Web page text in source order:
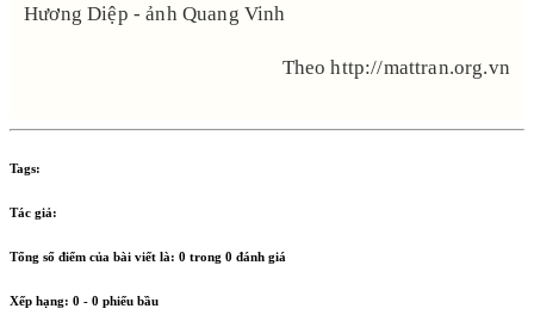
Hương Diệp - ảnh Quang Vinh
Theo http://mattran.org.vn
Tags:
Tác giả:
Tổng số điểm của bài viết là: 0 trong 0 đánh giá
Xếp hạng: 0 - 0 phiếu bầu